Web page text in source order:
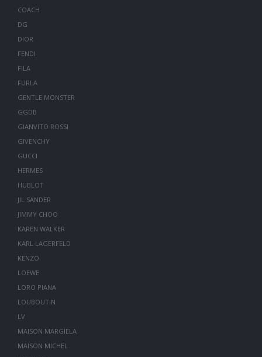
COACH
DG
DIOR
FENDI
FILA
FURLA
GENTLE MONSTER
GGDB
GIANVITO ROSSI
GIVENCHY
GUCCI
HERMES
HUBLOT
JIL SANDER
JIMMY CHOO
KAREN WALKER
KARL LAGERFELD
KENZO
LOEWE
LORO PIANA
LOUBOUTIN
LV
MAISON MARGIELA
MAISON MICHEL